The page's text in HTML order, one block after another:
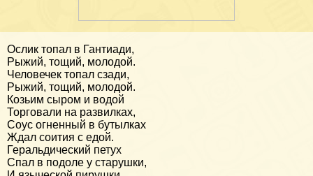
Ослик топал в Гантиади,
Рыжий, тощий, молодой.
Человечек топал сзади,
Рыжий, тощий, молодой.
Козьим сыром и водой
Торговали на развилках,
Соус огненный в бутылках
Ждал соития с едой.
Геральдический петух
Спал в подоле у старушки,